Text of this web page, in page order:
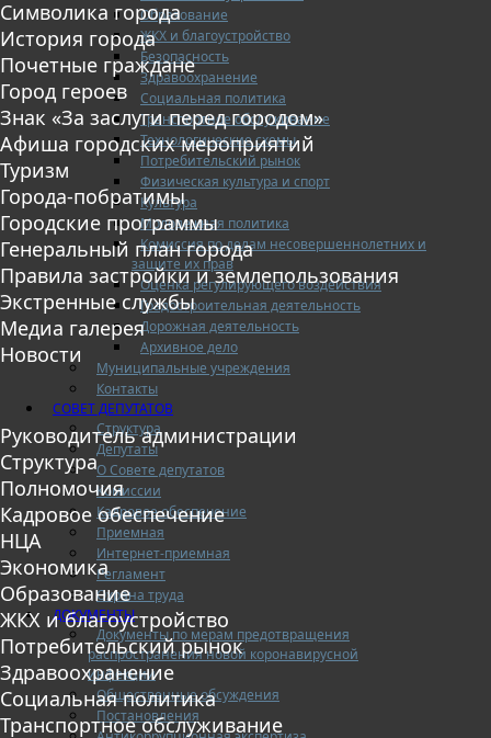
Образование
ЖКХ и благоустройство
Безопасность
Здравоохранение
Социальная политика
Транспортное обслуживание
Технологические схемы
Потребительский рынок
Физическая культура и спорт
Культура
Молодежная политика
Комиссия по делам несовершеннолетних и
защите их прав
Оценка регулирующего воздействия
Градостроительная деятельность
Дорожная деятельность
Архивное дело
Муниципальные учреждения
Контакты
СОВЕТ ДЕПУТАТОВ
Структура
Депутаты
О Совете депутатов
Комиссии
Кадровое обеспечение
Приемная
Интернет-приемная
Регламент
Охрана труда
ДОКУМЕНТЫ
Документы по мерам предотвращения
распространения новой коронавирусной
инфекции
Общественные обсуждения
Постановления
Символика города
История города
Почетные граждане
Город героев
Знак «За заслуги перед городом»
Афиша городских мероприятий
Туризм
Города-побратимы
Городские программы
Генеральный план города
Правила застройки и землепользования
Экстренные службы
Медиа галерея
Новости
Руководитель администрации
Структура
Полномочия
Кадровое обеспечение
НЦА
Экономика
Образование
ЖКХ и благоустройство
Потребительский рынок
Здравоохранение
Социальная политика
Транспортное обслуживание